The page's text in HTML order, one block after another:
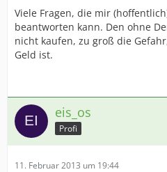
Viele Fragen, die mir
beantworten kann. Den ohne
nicht kaufen, zu groß die
Geld ist.
eis_os
Profi
11. Februar 2013 um 19:44